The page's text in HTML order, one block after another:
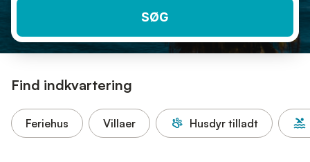
SØG
Find indkvartering
Feriehus Villaer Husdyr tilladt